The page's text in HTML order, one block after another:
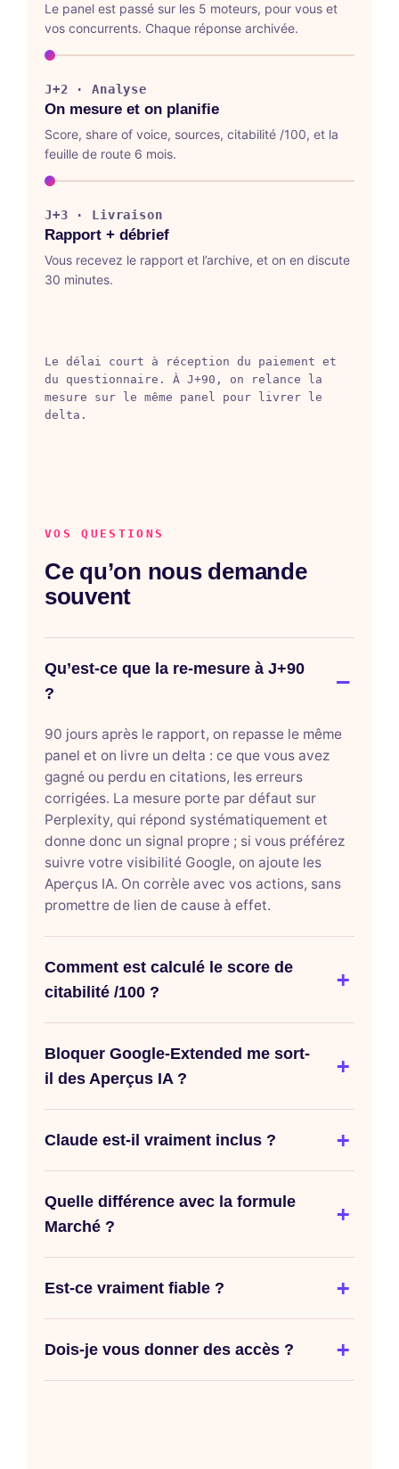
Le panel est passé sur les 5 moteurs, pour vous et
vos concurrents. Chaque réponse archivée.
J+2 · Analyse
On mesure et on planifie
Score, share of voice, sources, citabilité /100, et la
feuille de route 6 mois.
J+3 · Livraison
Rapport + débrief
Vous recevez le rapport et l’archive, et on en discute
30 minutes.
Le délai court à réception du paiement et
du questionnaire. À J+90, on relance la
mesure sur le même panel pour livrer le
delta.
VOS QUESTIONS
Ce qu’on nous demande
souvent
Qu’est-ce que la re-mesure à J+90
?
90 jours après le rapport, on repasse le même
panel et on livre un delta : ce que vous avez
gagné ou perdu en citations, les erreurs
corrigées. La mesure porte par défaut sur
Perplexity, qui répond systématiquement et
donne donc un signal propre ; si vous préférez
suivre votre visibilité Google, on ajoute les
Aperçus IA. On corrèle avec vos actions, sans
promettre de lien de cause à effet.
Comment est calculé le score de
citabilité /100 ?
Bloquer Google-Extended me sort-
il des Aperçus IA ?
Claude est-il vraiment inclus ?
Quelle différence avec la formule
Marché ?
Est-ce vraiment fiable ?
Dois-je vous donner des accès ?